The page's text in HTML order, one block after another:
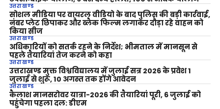
उत्तराखण्ड
सोशल मीडिया पर वायरल वीडियो के बाद पुलिस की बड़ी कार्रवाई,
नंबर प्लेट छिपाकर और ब्लैक फिल्म लगाकर दौड़ा रहे वाहन को
किया सीज
उत्तराखण्ड
अधिकारियों को सतर्क रहने के निर्देश; भीमताल में मानसून से
पहले तैयारियां तेज करने को कहा
उत्तराखण्ड
उत्तराखण्ड मुक्त विश्वविद्यालय में जुलाई सत्र 2026 के प्रवेश 1
जुलाई से शुरू, 10 अगस्त तक होंगे आवेदन
उत्तराखण्ड
कैलाश मानसरोवर यात्रा-2026 की तैयारियां पूरी, 6 जुलाई को
पहुंचेगा पहला दल: डीएम